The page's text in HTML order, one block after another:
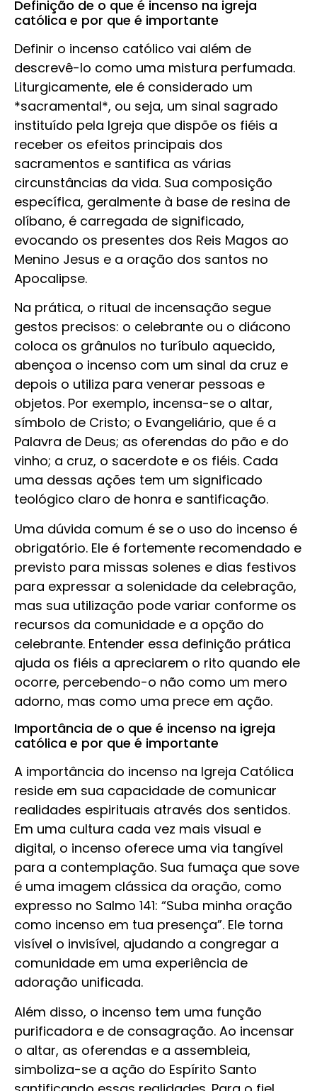
Definição de o que é incenso na igreja
católica e por que é importante
Definir o incenso católico vai além de
descrevê-lo como uma mistura perfumada.
Liturgicamente, ele é considerado um
*sacramental*, ou seja, um sinal sagrado
instituído pela Igreja que dispõe os fiéis a
receber os efeitos principais dos
sacramentos e santifica as várias
circunstâncias da vida. Sua composição
específica, geralmente à base de resina de
olíbano, é carregada de significado,
evocando os presentes dos Reis Magos ao
Menino Jesus e a oração dos santos no
Apocalipse.
Na prática, o ritual de incensação segue
gestos precisos: o celebrante ou o diácono
coloca os grânulos no turíbulo aquecido,
abençoa o incenso com um sinal da cruz e
depois o utiliza para venerar pessoas e
objetos. Por exemplo, incensa-se o altar,
símbolo de Cristo; o Evangeliário, que é a
Palavra de Deus; as oferendas do pão e do
vinho; a cruz, o sacerdote e os fiéis. Cada
uma dessas ações tem um significado
teológico claro de honra e santificação.
Uma dúvida comum é se o uso do incenso é
obrigatório. Ele é fortemente recomendado e
previsto para missas solenes e dias festivos
para expressar a solenidade da celebração,
mas sua utilização pode variar conforme os
recursos da comunidade e a opção do
celebrante. Entender essa definição prática
ajuda os fiéis a apreciarem o rito quando ele
ocorre, percebendo-o não como um mero
adorno, mas como uma prece em ação.
Importância de o que é incenso na igreja
católica e por que é importante
A importância do incenso na Igreja Católica
reside em sua capacidade de comunicar
realidades espirituais através dos sentidos.
Em uma cultura cada vez mais visual e
digital, o incenso oferece uma via tangível
para a contemplação. Sua fumaça que sove
é uma imagem clássica da oração, como
expresso no Salmo 141: “Suba minha oração
como incenso em tua presença”. Ele torna
visível o invisível, ajudando a congregar a
comunidade em uma experiência de
adoração unificada.
Além disso, o incenso tem uma função
purificadora e de consagração. Ao incensar
o altar, as oferendas e a assembleia,
simboliza-se a ação do Espírito Santo